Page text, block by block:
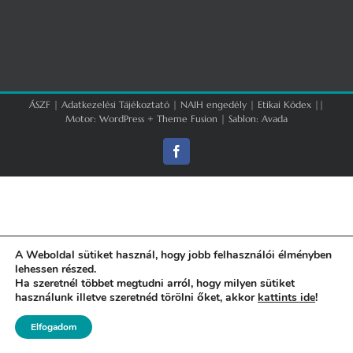
ÁSZF | Adatkezelési Tájékoztató | NAIH engedély | Etikai Kódex ||
Motor: WordPress + Theme Fusion | Sablon: Avada
Facebook
A Weboldal sütiket használ, hogy jobb felhasználói élményben
lehessen részed.
Ha szeretnél többet megtudni arról, hogy milyen sütiket
használunk illetve szeretnéd törölni őket, akkor kattints ide!
Elfogadom